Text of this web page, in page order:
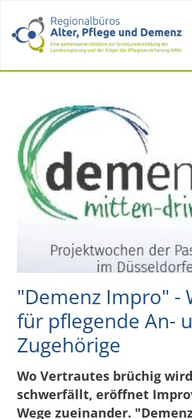
"Demenz Impro" -
für pflegende An-
Zugehörige
Wo Vertrautes brüchig
schwerfällt, eröffnet
Wege zueinander.